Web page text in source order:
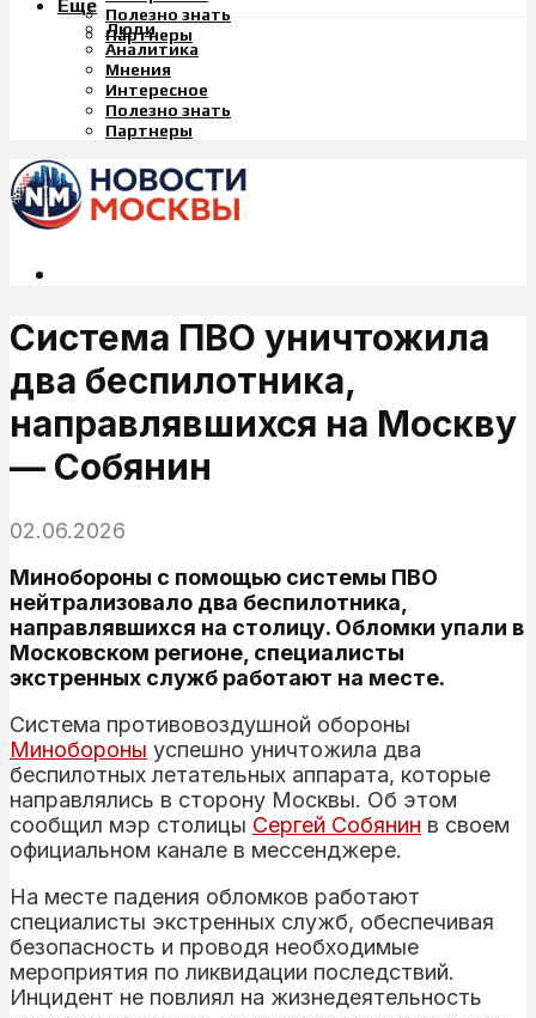
Полезно знать
Партнеры
Еще
Люди
Аналитика
Мнения
Интересное
Полезно знать
Партнеры
Система ПВО уничтожила
два беспилотника,
направлявшихся на Москву
— Собянин
02.06.2026
Минобороны с помощью системы ПВО
нейтрализовало два беспилотника,
направлявшихся на столицу. Обломки упали в
Московском регионе, специалисты
экстренных служб работают на месте.
Система противовоздушной обороны
Минобороны успешно уничтожила два
беспилотных летательных аппарата, которые
направлялись в сторону Москвы. Об этом
сообщил мэр столицы Сергей Собянин в своем
официальном канале в мессенджере.
На месте падения обломков работают
специалисты экстренных служб, обеспечивая
безопасность и проводя необходимые
мероприятия по ликвидации последствий.
Инцидент не повлиял на жизнедеятельность